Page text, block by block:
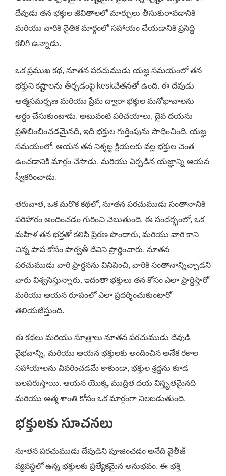
దేవుడు తన భక్తుల జీవితాలలో మార్పులు తీసుకురావడానికి
మరియు వారికి నైతిక మార్గంలో సహాయం చేయడానికి ప్రసిద్ధి
కలిగి ఉన్నాడు.
ఒక ప్రముఖ కథ, నూతన పరచుముడు యజ్ఞ సమయంలో తన
భక్తుని కష్టాలను తీర్చడంపై keskచేతనతో ఉంది. ఈ దేవుడు
ఆత్మసమర్పణ మరియు ప్రేమ ద్వారా భక్తుల మనోభావాలను
అర్థం చేసుకుంటాడు. అటువంటి పరిచయాలు, దైవ దయను
ప్రతిబింబించడమైనది, ఇది భక్తుల గుర్తింపును సాధించింది. యజ్ఞ
సమయంలో, ఆయన తన నిశ్శబ్ద క్రియలకు వల్ల భక్తుల చెంత
ఉంచడానికి మార్గం చేసాడు, మరియు ఏర్పడిన యజ్ఞాన్ని ఆయన
స్వీకరించాడు.
తరువాత, ఒక మరొక కథలో, నూతన పరచుముడు సంతానానికి
పరిహారం అందించడం గురించి చెబుతుంది. ఈ సందర్భంలో, ఒక
మహిళ తన భర్తతో కలిసి ప్రేరణ పొందారు, మరియు వారి కాని
చిన్న పాప కోసం పార్వతీ దేవిని ప్రార్థించారు. నూతన
పరచుముడు వారి ప్రార్థనను వినిపించి, వారికి సంతానాన్నిచ్చాడని
వారు విశ్వసిస్తున్నారు. ఇదంతా భక్తులు తన కోసం ఎలా ప్రార్థిస్తారో
మరియు ఆయన రూపంలో ఎలా ప్రదర్శించుకుంటారో
తెలియజేస్తుంది.
ఈ కథలు మరియు సూత్రాలు నూతన పరచుముడు దేవుడి
వైభవాన్ని, మరియు ఆయన భక్తులకు అందించిన అనేక రకాల
సహాయాలను వివరించడమే కాకుండా, భక్తుల శ్రద్ధను కూడ
బలపరుస్తాయి. ఆయన యొక్క ముద్రిత దయ విస్తృతమైనది
మరియు ఆత్మ శాంతి కోసం ఒక మార్గంగా నిలబడుతుంది.
భక్తులకు సూచనలు
నూతన పరచుముడు దేవుడిని పూజించడం అనేది వైతీజ్
వ్యవస్థలో ఉన్న భక్తులకు ప్రత్యేకమైన అనుభవం. ఈ భక్తి